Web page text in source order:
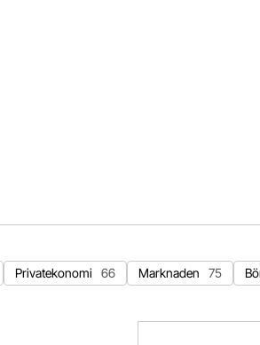
Privatekonomi 66 Marknaden 75